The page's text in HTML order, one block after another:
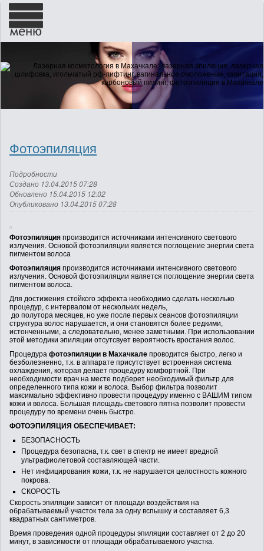
ГЛАВНАЯ
О НАС
ГАЛЕРЕЯ
АКЦИИ
ВОПРОСЫ И ОТВЕТЫ
КОНТАКТЫ
Фотоэпиляция
Подробности
Создано 13.04.2015 07:28
Обновлено 15.04.2015 12:02
Опубликовано 13.04.2015 07:28
Фотоэпиляция производится источниками интенсивного светового
излучения. Основой фотоэпиляции является поглощение энергии света
пигментом волоса
Фотоэпиляция производится источниками интенсивного светового
излучения. Основой фотоэпиляции является поглощение энергии света
пигментом волоса.
Для достижения стойкого эффекта необходимо сделать несколько
процедур, с интервалом от нескольких недель,
до полутора месяцев, но уже после первых сеансов фотоэпиляции
структура волос нарушается, и они становятся более редкими,
истонченными, а следовательно, менее заметными. При использовании
этой методики эпиляции отсутсвует вероятность вростания волос.
Процедура фотоэпиляции в Махачкале проводится быстро, легко и
безболезненно, т.к. в аппарате присутствует встроенная система
охлаждения, которая делает процедуру комфортной. При
необходимости врач на месте подберет необходимый фильтр для
определенного типа кожи и волоса. Выбор фильтра позволит
максимально эффективно провести процедуру именно с ВАШИМ типом
кожи и волоса. Большая площадь светового пятна позволит провести
процедуру по времени очень быстро.
ФОТОЭПИЛЯЦИЯ ОБЕСПЕЧИВАЕТ:
БЕЗОПАСНОСТЬ
Процедура безопасна, т.к. свет в спектр не имеет вредной
ультрафиолетовой составляющей части.
Нет инфицирования кожи, т.к. не нарушается целостность кожного
покрова.
СКОРОСТЬ
Скорость эпиляции зависит от площади воздействия на
обрабатываемый участок тела за одну вспышку и составляет 6,3
квадратных сантиметров.
Время проведения одной процедуры эпиляции составляет от 2 до 20
минут, в зависимости от площади обрабатываемого участка.